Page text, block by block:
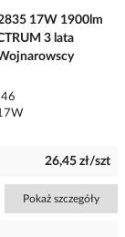
17W 1900lm
3 lata
26,45 zł/szt
Pokaż szczegóły